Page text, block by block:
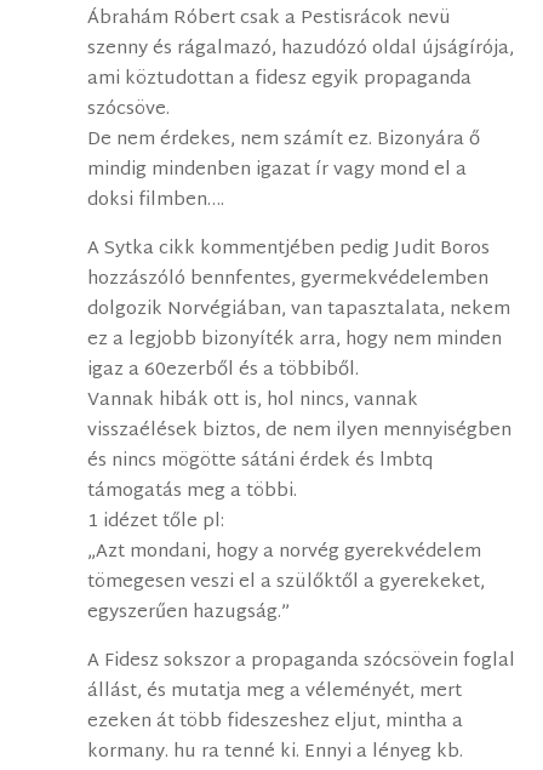
Ábrahám Róbert csak a Pestisrácok nevü
szenny és rágalmazó, hazudózó oldal újságírója,
ami köztudottan a fidesz egyik propaganda
szócsöve.
De nem érdekes, nem számít ez. Bizonyára ő
mindig mindenben igazat ír vagy mond el a
doksi filmben….
A Sytka cikk kommentjében pedig Judit Boros
hozzászóló bennfentes, gyermekvédelemben
dolgozik Norvégiában, van tapasztalata, nekem
ez a legjobb bizonyíték arra, hogy nem minden
igaz a 60ezerből és a többiből.
Vannak hibák ott is, hol nincs, vannak
visszaélések biztos, de nem ilyen mennyiségben
és nincs mögötte sátáni érdek és lmbtq
támogatás meg a többi.
1 idézet tőle pl:
„Azt mondani, hogy a norvég gyerekvédelem
tömegesen veszi el a szülőktől a gyerekeket,
egyszerűen hazugság.”
A Fidesz sokszor a propaganda szócsövein foglal
állást, és mutatja meg a véleményét, mert
ezeken át több fideszeshez eljut, mintha a
kormany. hu ra tenné ki. Ennyi a lényeg kb.